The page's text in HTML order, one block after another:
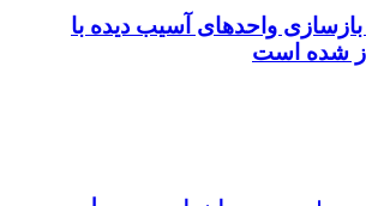
بازسازی واحدهای آسیب دیده با
شده است